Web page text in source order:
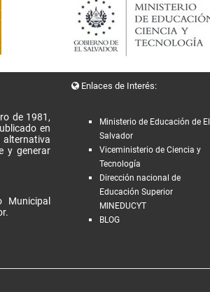
de 1981,
en
alternativa
y generar
Municipal
Enlaces de Interés:
Ministerio de Educación de El
Salvador
Viceministerio de Ciencia y
Tecnología
Dirección nacional de
Educación Superior
MINEDUCYT
BLOG